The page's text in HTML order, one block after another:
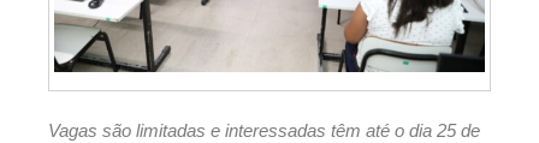
Vagas são limitadas e interessadas têm até o dia 25 de